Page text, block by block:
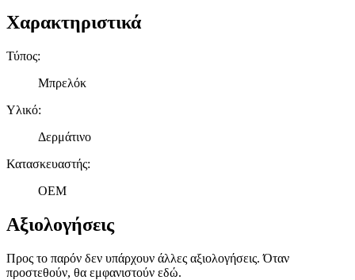
Χαρακτηριστικά
Τύπος:
Μπρελόκ
Υλικό:
Δερμάτινο
Κατασκευαστής:
OEM
Αξιολογήσεις
Προς το παρόν δεν υπάρχουν άλλες αξιολογήσεις. Όταν
προστεθούν, θα εμφανιστούν εδώ.